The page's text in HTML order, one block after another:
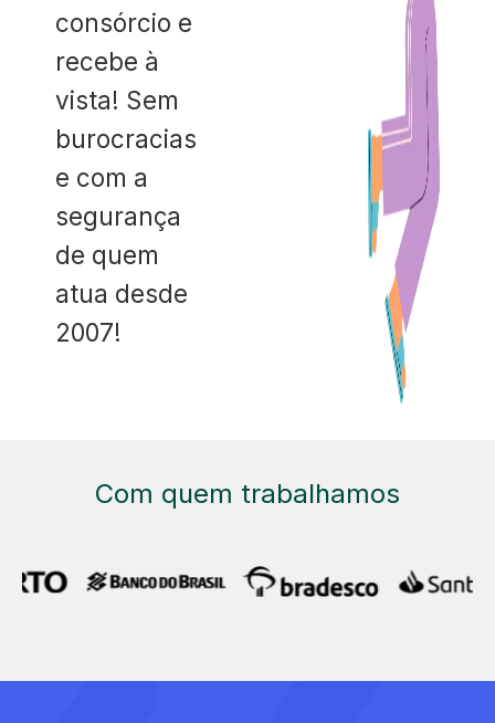
consórcio e
recebe à
vista! Sem
burocracias
e com a
segurança
de quem
atua desde
2007!
Com quem trabalhamos